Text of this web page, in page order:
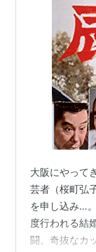
大阪にやって
芸者（桜町弘
を申し込み…
度行われる結
闘。奇抜なカ